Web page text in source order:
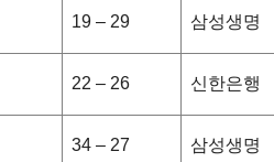
19 – 29 삼성생명
22 – 26 신한은행
34 – 27 삼성생명